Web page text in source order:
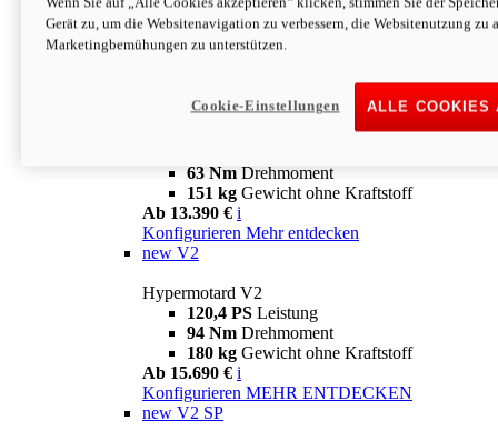
63 NmDrehmoment
151 kgGewicht ohne Kraftstoff
Ab 13.890 € i
63 Nm Drehmoment
151 kg Gewicht ohne Kraftstoff
Ab 13.390 € i
Konfigurieren Mehr entdecken
new V2
Hypermotard V2
120,4 PS Leistung
94 Nm Drehmoment
180 kg Gewicht ohne Kraftstoff
Ab 15.690 € i
Konfigurieren MEHR ENTDECKEN
new V2 SP
Gerät zu, um die Websitenavigation zu verbessern, die Websitenutzung zu
Marketingbemühungen zu unterstützen.
ALLE COOKIES
Cookie-Einstellungen